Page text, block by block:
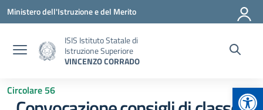
Vai ai contenuti
Vai al menu di navigazione
Vai al footer
Ministero dell'Istruzione e del Merito
ISIS Istituto Statale di
Istruzione Superiore
VINCENZO CORRADO
Circolare 56